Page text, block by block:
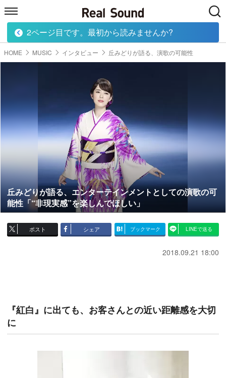
HOME MUSIC MOVIE TECH
HOME MUSIC インタビュー 丘みどりが語る、演歌の可能性
丘みどりが語る、エンターテインメントとしての演歌の可
能性「“非現実感”を楽しんでほしい」
ポスト シェア ブックマーク LINEで送る
2018.09.21 18:00
『紅白』に出ても、お客さんとの近い距離感を大切
に
2ページ目です。最初から読みませんか?